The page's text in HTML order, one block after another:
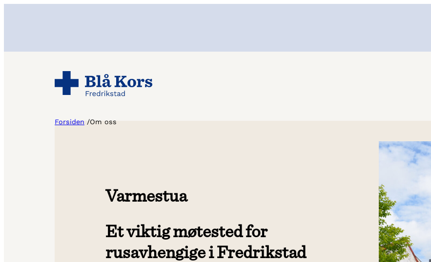
Forsiden /Om oss
Varmestua
Et viktig møtested for
rusavhengige i Fredrikstad